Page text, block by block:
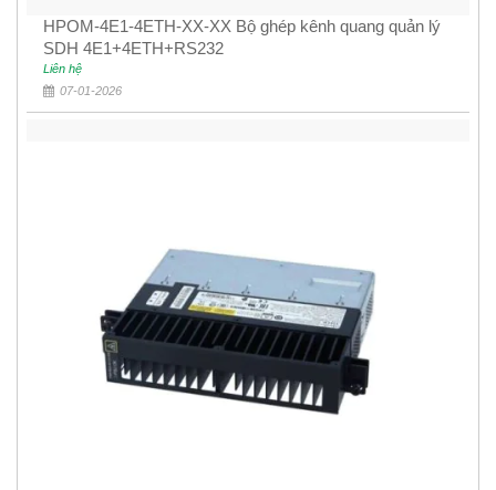
HPOM-4E1-4ETH-XX-XX Bộ ghép kênh quang quản lý
SDH 4E1+4ETH+RS232
Liên hệ
07-01-2026